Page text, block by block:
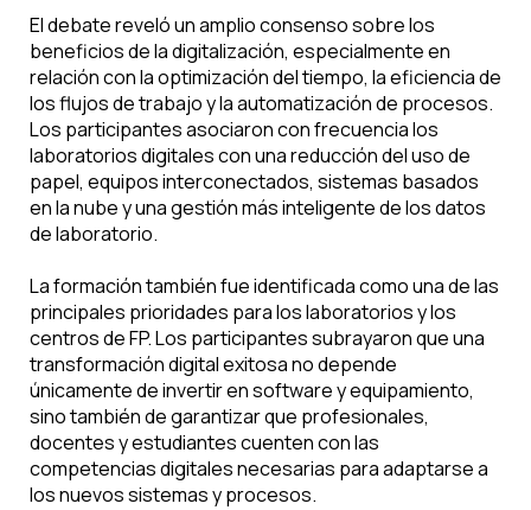
El debate reveló un amplio consenso sobre los
beneficios de la digitalización, especialmente en
relación con la optimización del tiempo, la eficiencia de
los flujos de trabajo y la automatización de procesos.
Los participantes asociaron con frecuencia los
laboratorios digitales con una reducción del uso de
papel, equipos interconectados, sistemas basados
en la nube y una gestión más inteligente de los datos
de laboratorio.
La formación también fue identificada como una de las
principales prioridades para los laboratorios y los
centros de FP. Los participantes subrayaron que una
transformación digital exitosa no depende
únicamente de invertir en software y equipamiento,
sino también de garantizar que profesionales,
docentes y estudiantes cuenten con las
competencias digitales necesarias para adaptarse a
los nuevos sistemas y procesos.